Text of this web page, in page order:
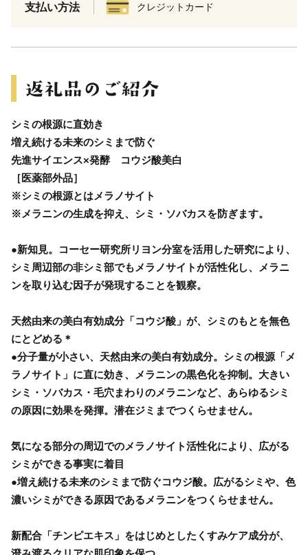
支払い方法 クレジットカード
シミの根源に直効き
増え続ける未来のシミまで防ぐ
先進サイエンス×発酵 コウジ酸美白
［医薬部外品］
※シミの根源とはメラノサイト
※メラニンの生成を抑え、シミ・ソバカスを防ぎます。
●新知見。コーセー研究所リヨン分室を活用した研究により、
シミ周辺部の非シミ部でもメラノサイトが活性化し、メラニ
ンを取り込む因子が発現することを観察。
天然由来の美白有効成分「コウジ酸」が、シミのもとを無色
にとどめる＊
●分子量が小さい、天然由来の美白有効成分。シミの根源「メ
ラノサイト」に直に効き、メラニンの黒色化を抑制。大きい
シミ・ソバカス・毛穴まわりのメラニンなど、あらゆるシミ
の原因に効果を発揮。潜在ジミまでつくらせません。
気になる部分の周辺でのメラノサイト活性化により、広がる
シミができる事実に着目
●増え続ける未来のシミまで防ぐコウジ酸。広がるシミや、色
濃いシミができる原因であるメラニンをつくらせません。
新配合「チンピエキス」をはじめとしたくすみケア成分が、